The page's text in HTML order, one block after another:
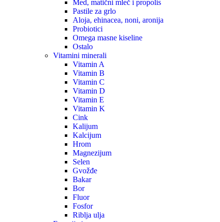
Med, matični mleč i propolis
Pastile za grlo
Aloja, ehinacea, noni, aronija
Probiotici
Omega masne kiseline
Ostalo
Vitamini minerali
Vitamin A
Vitamin B
Vitamin C
Vitamin D
Vitamin E
Vitamin K
Cink
Kalijum
Kalcijum
Hrom
Magnezijum
Selen
Gvožđe
Bakar
Bor
Fluor
Fosfor
Riblja ulja